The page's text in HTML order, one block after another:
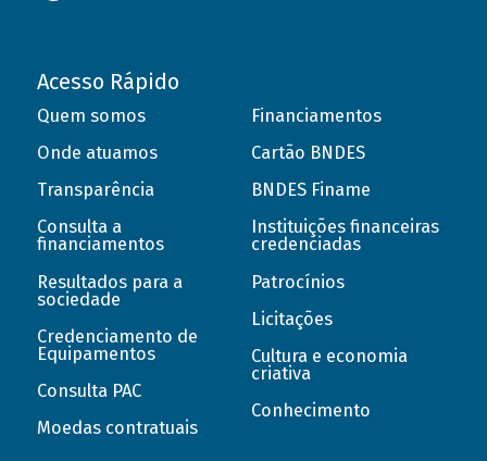
Acesso Rápido
Quem somos
Onde atuamos
Transparência
Consulta a
financiamentos
Resultados para a
sociedade
Credenciamento de
Equipamentos
Consulta PAC
Moedas contratuais
Financiamentos
Cartão BNDES
BNDES Finame
Instituições financeiras
credenciadas
Patrocínios
Licitações
Cultura e economia
criativa
Conhecimento